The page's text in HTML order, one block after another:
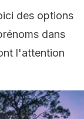
des options
dans
l'attention